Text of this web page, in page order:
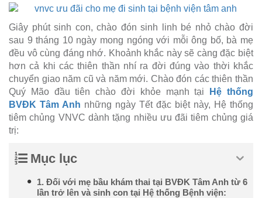
Giây phút sinh con, chào đón sinh linh bé nhỏ chào đời
sau 9 tháng 10 ngày mong ngóng với mỗi ông bố, bà mẹ
đều vô cùng đáng nhớ. Khoảnh khắc này sẽ càng đặc biệt
hơn cả khi các thiên thần nhí ra đời đúng vào thời khắc
chuyển giao năm cũ và năm mới. Chào đón các thiên thần
Quý Mão đầu tiên chào đời khỏe mạnh tại
Hệ thống
BVĐK Tâm Anh những ngày Tết đặc biệt này, Hệ thống
tiêm chủng VNVC dành tặng nhiều ưu đãi tiêm chủng giá
trị:
Mục lục
1. Đối với mẹ bầu khám thai tại BVĐK Tâm Anh từ 6
lần trở lên và sinh con tại Hệ thống Bệnh viện: